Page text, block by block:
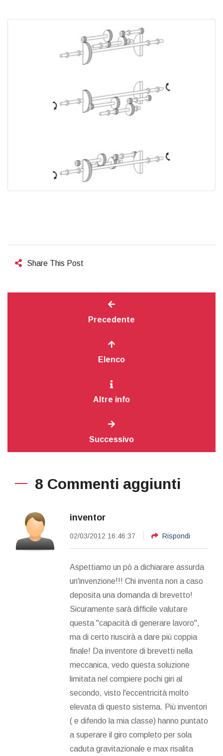
Share This Post
Precedente
Elenco
Altre info
Successivo
8 Commenti aggiunti
inventor
02/03/2012 16:46:37 Rispondi
Aspettiamo un pò a dichiarare assurda
un'invenzione!!! Chi inventa non a caso
deposita una domanda di brevetto!
Sicuramente sarà difficile valutare
questa ''capacità di generare lavoro'',
ma di certo riuscirà a dare più coppia
finale! Da inventore di brevetti nella
meccanica, vedo questa soluzione
limitata nel compiere pochi giri al
secondo, visto l'eccentricità molto
elevata di questo sistema. Più inventori
( e difendo la mia classe) hanno puntato
a superare il giro completo per sola
caduta gravitazionale e max risalita